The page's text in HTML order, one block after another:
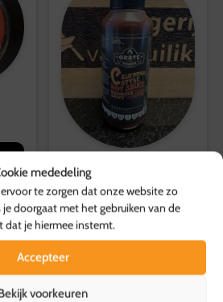
mededeling
te zorgen dat onze website zo
doorgaat met het gebruiken van de
dat je hiermee instemt.
Accepteer
voorkeuren
niet voor etenswaren.
geldt een retourtermijn van 14
kosten worden vergoed.
bezoek onze
California Hot Sauce
4,35p.s.
Toevoegen aan
winkelwagen